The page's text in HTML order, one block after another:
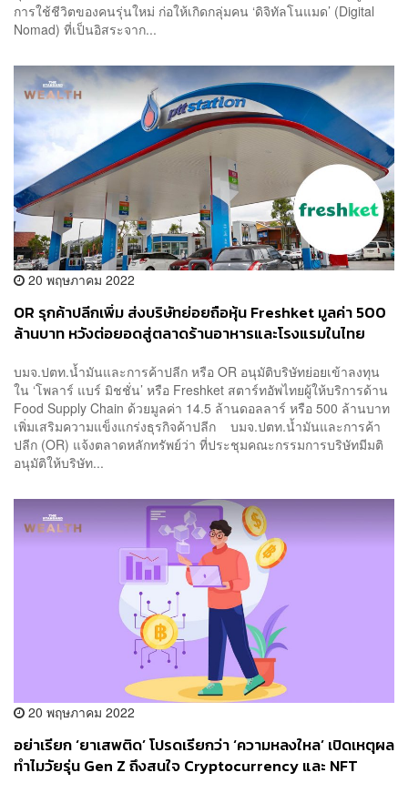
การใช้ชีวิตของคนรุ่นใหม่ ก่อให้เกิดกลุ่มคน ‘ดิจิทัลโนแมด’ (Digital
Nomad) ที่เป็นอิสระจาก...
20 พฤษภาคม 2022
OR รุกค้าปลีกเพิ่ม ส่งบริษัทย่อยถือหุ้น Freshket มูลค่า 500
ล้านบาท หวังต่อยอดสู่ตลาดร้านอาหารและโรงแรมในไทย
บมจ.ปตท.น้ำมันและการค้าปลีก หรือ OR อนุมัติบริษัทย่อยเข้าลงทุน
ใน ‘โพลาร์ แบร์ มิชชั่น’ หรือ Freshket สตาร์ทอัพไทยผู้ให้บริการด้าน
Food Supply Chain ด้วยมูลค่า 14.5 ล้านดอลลาร์ หรือ 500 ล้านบาท
เพิ่มเสริมความแข็งแกร่งธุรกิจค้าปลีก บมจ.ปตท.น้ำมันและการค้า
ปลีก (OR) แจ้งตลาดหลักทรัพย์ว่า ที่ประชุมคณะกรรมการบริษัทมีมติ
อนุมัติให้บริษัท...
20 พฤษภาคม 2022
อย่าเรียก ‘ยาเสพติด’ โปรดเรียกว่า ‘ความหลงใหล’ เปิดเหตุผล
ทำไมวัยรุ่น Gen Z ถึงสนใจ Cryptocurrency และ NFT